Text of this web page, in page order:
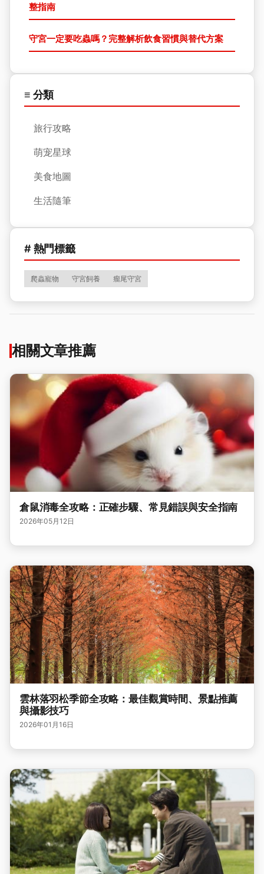
整指南
守宮一定要吃蟲嗎？完整解析飲食習慣與替代方案
≡ 分類
旅行攻略
萌宠星球
美食地圖
生活隨筆
# 熱門標籤
爬蟲寵物 守宮飼養 瘤尾守宮
相關文章推薦
倉鼠消毒全攻略：正確步驟、常見錯誤與安全指南
2026年05月12日
雲林落羽松季節全攻略：最佳觀賞時間、景點推薦
與攝影技巧
2026年01月16日